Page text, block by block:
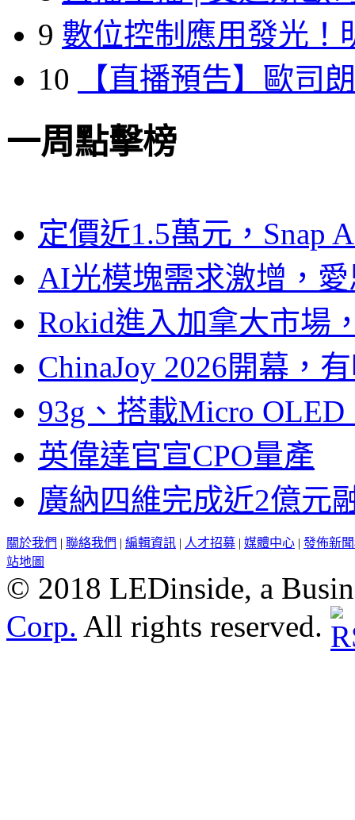
9 數位控制應用發光！
10
【直播預告】歐司
一周點擊榜
定價近1.5萬元，Snap
AI光模塊需求激增，
Rokid進入加拿大市場
ChinaJoy 2026開幕，
93g、搭載Micro
英偉達官宣CPO量產
廣納四維完成近2億元
關於我們 | 聯絡我們 | 編輯資訊 | 人才招募 | 媒體中心 | 發佈新
站地圖
© 2018 LEDinside, a
Corp. All rights reserved.